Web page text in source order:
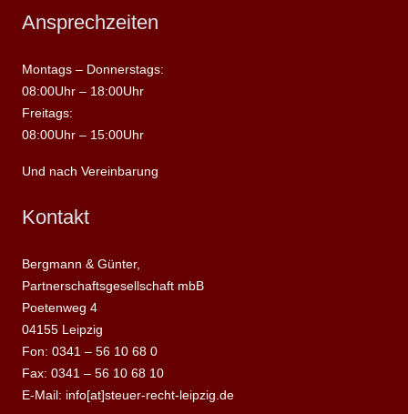
Ansprechzeiten
Montags – Donnerstags:
08:00Uhr – 18:00Uhr
Freitags:
08:00Uhr – 15:00Uhr
Und nach Vereinbarung
Kontakt
Bergmann & Günter,
Partnerschaftsgesellschaft mbB
Poetenweg 4
04155 Leipzig
Fon: 0341 – 56 10 68 0
Fax: 0341 – 56 10 68 10
E-Mail: info[at]steuer-recht-leipzig.de